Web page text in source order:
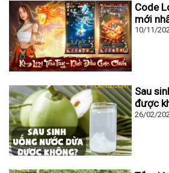
Code
mới
10/11/
Sau
được
26/02/